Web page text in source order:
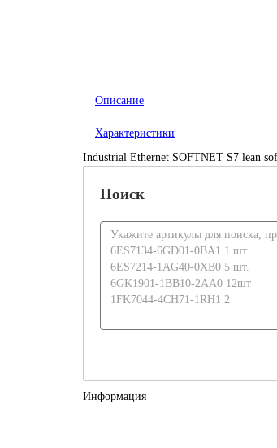
Описание
Характеристики
Industrial Ethernet SOFTNET S7 lean
Поиск
Информация